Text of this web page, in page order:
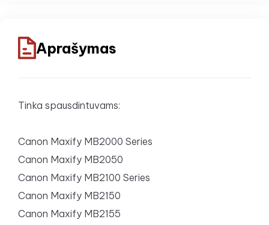
Aprašymas
Tinka spausdintuvams:
Canon Maxify MB2000 Series
Canon Maxify MB2050
Canon Maxify MB2100 Series
Canon Maxify MB2150
Canon Maxify MB2155